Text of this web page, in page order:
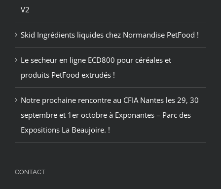
V2
Skid Ingrédients liquides chez Normandise PetFood !
Le secheur en ligne ECD800 pour céréales et
produits PetFood extrudés !
Notre prochaine rencontre au CFIA Nantes les 29, 30
septembre et 1er octobre à Exponantes – Parc des
Expositions La Beaujoire. !
CONTACT